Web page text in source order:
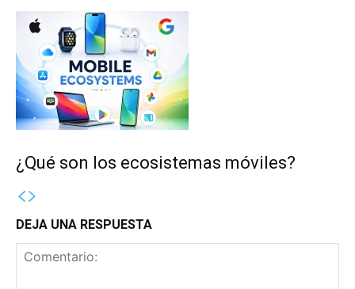
¿Qué son los ecosistemas móviles?
DEJA UNA RESPUESTA